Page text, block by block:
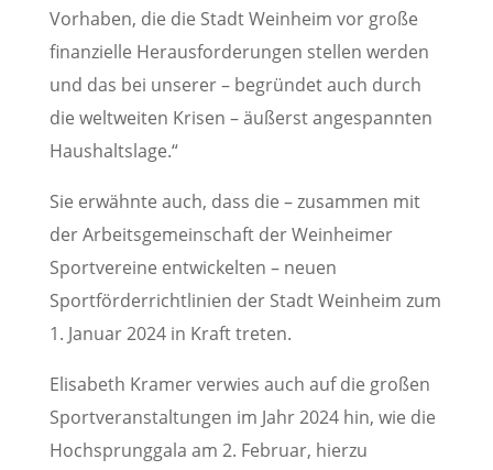
Vorhaben, die die Stadt Weinheim vor große
finanzielle Herausforderungen stellen werden
und das bei unserer – begründet auch durch
die weltweiten Krisen – äußerst angespannten
Haushaltslage.“
Sie erwähnte auch, dass die – zusammen mit
der Arbeitsgemeinschaft der Weinheimer
Sportvereine entwickelten – neuen
Sportförderrichtlinien der Stadt Weinheim zum
1. Januar 2024 in Kraft treten.
Elisabeth Kramer verwies auch auf die großen
Sportveranstaltungen im Jahr 2024 hin, wie die
Hochsprunggala am 2. Februar, hierzu